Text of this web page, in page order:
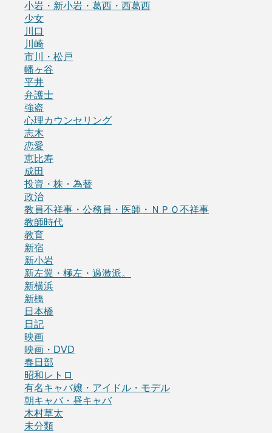
小岩・新小岩・葛西・西葛西
少女
川口
川崎
市川・松戸
幡ヶ谷
平井
弁護士
強盗
心理カウンセリング
志木
恋愛
恵比寿
成田
投資・株・為替
政治
教員不祥事・公務員・医師・ＮＰＯ不祥事
教師時代
教育
新宿
新小岩
新左翼・極左・過激派。
新横浜
新橋
日本橋
日記
映画
映画・DVD
春日部
昭和レトロ
有名キャバ嬢・アイドル・モデル
朝キャバ・昼キャバ
木村草太
未分類